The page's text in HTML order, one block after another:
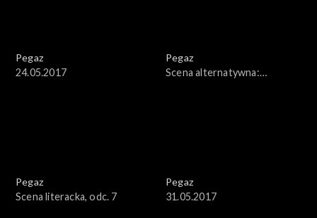
Pegaz
24.05.2017
Pegaz
Scena alternatywna:
Pegaz
Scena literacka, odc. 7
Pegaz
31.05.2017